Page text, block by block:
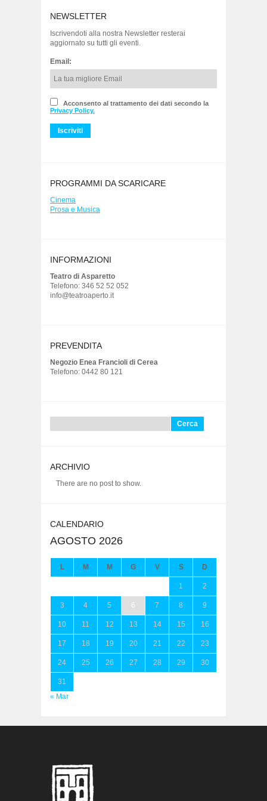
NEWSLETTER
Iscrivendoti alla nostra Newsletter resterai
aggiornato su tutti gli eventi.
Email:
Acconsento al trattamento dei dati secondo la
Privacy Policy.
PROGRAMMI DA SCARICARE
Cinema
Prosa e Musica
INFORMAZIONI
Teatro di Asparetto
Telefono: 346 52 52 052
info@teatroaperto.it
PREVENDITA
Negozio Enea Francioli di Cerea
Telefono: 0442 80 121
per:
ARCHIVIO
There are no post to show.
CALENDARIO
AGOSTO 2026
L M M G V S D
1 2
3 4 5 6 7 8 9
10 11 12 13 14 15 16
17 18 19 20 21 22 23
24 25 26 27 28 29 30
31
« Mar